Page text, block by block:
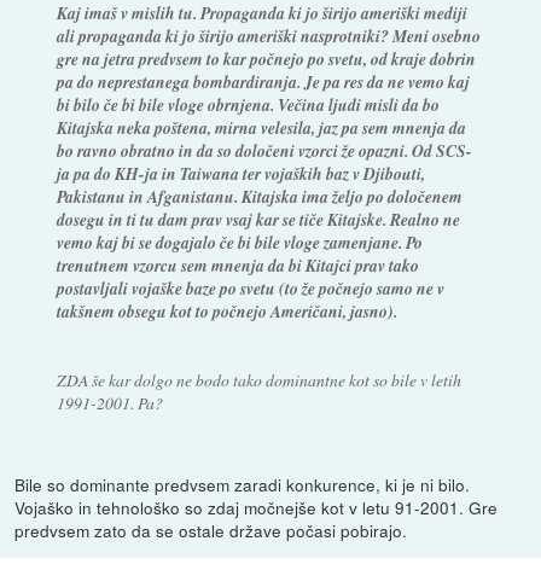
Kaj imaš v mislih tu. Propaganda ki jo širijo ameriški mediji
ali propaganda ki jo širijo ameriški nasprotniki? Meni osebno
gre na jetra predvsem to kar počnejo po svetu, od kraje dobrin
pa do neprestanega bombardiranja. Je pa res da ne vemo kaj
bi bilo če bi bile vloge obrnjena. Večina ljudi misli da bo
Kitajska neka poštena, mirna velesila, jaz pa sem mnenja da
bo ravno obratno in da so določeni vzorci že opazni. Od SCS-
ja pa do KH-ja in Taiwana ter vojaških baz v Djibouti,
Pakistanu in Afganistanu. Kitajska ima željo po določenem
dosegu in ti tu dam prav vsaj kar se tiče Kitajske. Realno ne
vemo kaj bi se dogajalo če bi bile vloge zamenjane. Po
trenutnem vzorcu sem mnenja da bi Kitajci prav tako
postavljali vojaške baze po svetu (to že počnejo samo ne v
takšnem obsegu kot to počnejo Američani, jasno).
ZDA še kar dolgo ne bodo tako dominantne kot so bile v letih
1991-2001. Pa?
Bile so dominante predvsem zaradi konkurence, ki je ni bilo.
Vojaško in tehnološko so zdaj močnejše kot v letu 91-2001. Gre
predvsem zato da se ostale države počasi pobirajo.